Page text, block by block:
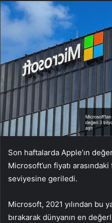
Son haftalarda Apple’ın
Microsoft’un fiyatı
seviyesine geriledi.
Microsoft, 2021 yılından bu
bırakarak dünyanın en